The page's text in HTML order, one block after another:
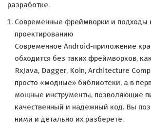
разработке.
Cовременные фреймворки и подходы
проектированию
Современное Android-приложение
обходится без таких фреймворков,
RxJava, Dagger, Koin, Architecture
просто «модные» библиотеки, а в
мощные инструменты, позволяющие
качественный и надежный код. Вы
ними и детально их разберете.